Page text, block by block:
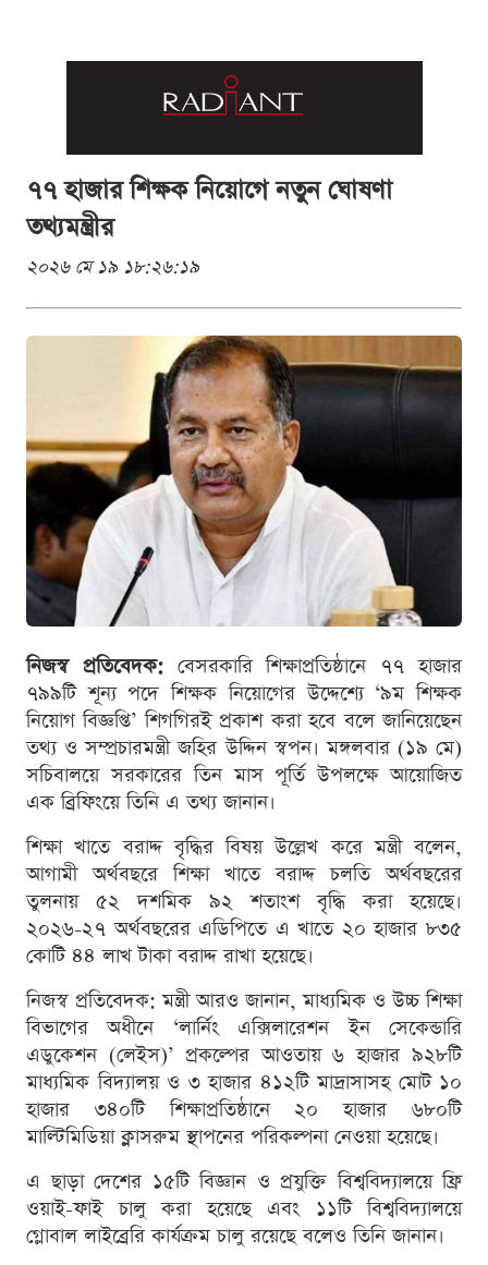
৭৭ হাজার শিক্ষক নিয়োগে নতুন ঘোষণা
তথ্যমন্ত্রীর
২০২৬ মে ১৯ ১৮:২৬:১৯
নিজস্ব প্রতিবেদক:বেসরকারি শিক্ষাপ্রতিষ্ঠানে ৭৭ হাজার
৭৯৯টি শূন্য পদে শিক্ষক নিয়োগের উদ্দেশ্যে ‘৯ম শিক্ষক
নিয়োগ বিজ্ঞপ্তি’ শিগগিরই প্রকাশ করা হবে বলে জানিয়েছেন
তথ্য ও সম্প্রচারমন্ত্রী জহির উদ্দিন স্বপন। মঙ্গলবার (১৯ মে)
সচিবালয়ে সরকারের তিন মাস পূর্তি উপলক্ষে আয়োজিত
এক ব্রিফিংয়ে তিনি এ তথ্য জানান।
শিক্ষা খাতে বরাদ্দ বৃদ্ধির বিষয় উল্লেখ করে মন্ত্রী বলেন,
আগামী অর্থবছরে শিক্ষা খাতে বরাদ্দ চলতি অর্থবছরের
তুলনায় ৫২ দশমিক ৯২ শতাংশ বৃদ্ধি করা হয়েছে।
২০২৬-২৭ অর্থবছরের এডিপিতে এ খাতে ২০ হাজার ৮৩৫
কোটি ৪৪ লাখ টাকা বরাদ্দ রাখা হয়েছে।
নিজস্ব প্রতিবেদক: মন্ত্রী আরও জানান, মাধ্যমিক ও উচ্চ শিক্ষা
বিভাগের অধীনে ‘লার্নিং এক্সিলারেশন ইন সেকেন্ডারি
এডুকেশন (লেইস)’ প্রকল্পের আওতায় ৬ হাজার ৯২৮টি
মাধ্যমিক বিদ্যালয় ও ৩ হাজার ৪১২টি মাদ্রাসাসহ মোট ১০
হাজার ৩৪০টি শিক্ষাপ্রতিষ্ঠানে ২০ হাজার ৬৮০টি
মাল্টিমিডিয়া ক্লাসরুম স্থাপনের পরিকল্পনা নেওয়া হয়েছে।
এ ছাড়া দেশের ১৫টি বিজ্ঞান ও প্রযুক্তি বিশ্ববিদ্যালয়ে ফ্রি
ওয়াই-ফাই চালু করা হয়েছে এবং ১১টি বিশ্ববিদ্যালয়ে
গ্লোবাল লাইব্রেরি কার্যক্রম চালু রয়েছে বলেও তিনি জানান।